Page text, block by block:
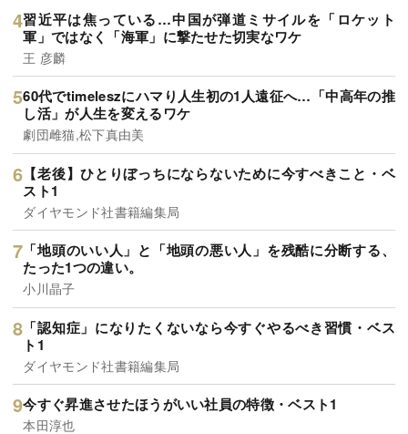
習近平は焦っている…中国が弾道ミサイルを「ロケット
軍」ではなく「海軍」に撃たせた切実なワケ
王 彦麟
60代でtimeleszにハマり人生初の1人遠征へ…「中高年の推
し活」が人生を変えるワケ
劇団雌猫,松下真由美
【老後】ひとりぼっちにならないために今すべきこと・ベ
スト1
ダイヤモンド社書籍編集局
「地頭のいい人」と「地頭の悪い人」を残酷に分断する、
たった1つの違い。
小川晶子
「認知症」になりたくないなら今すぐやるべき習慣・ベス
ト1
ダイヤモンド社書籍編集局
今すぐ昇進させたほうがいい社員の特徴・ベスト1
本田淳也